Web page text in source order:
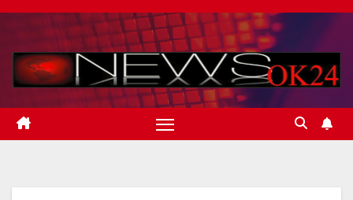
Skip
content